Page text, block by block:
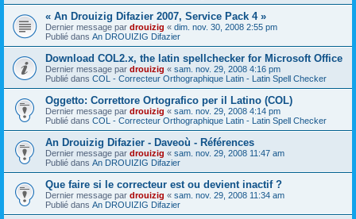
« An Drouizig Difazier 2007, Service Pack 4 »
Dernier message par drouizig « dim. nov. 30, 2008 2:55 pm
Publié dans An DROUIZIG Difazier
Download COL2.x, the latin spellchecker for Microsoft Office
Dernier message par drouizig « sam. nov. 29, 2008 4:16 pm
Publié dans COL - Correcteur Orthographique Latin - Latin Spell Checker
Oggetto: Correttore Ortografico per il Latino (COL)
Dernier message par drouizig « sam. nov. 29, 2008 4:14 pm
Publié dans COL - Correcteur Orthographique Latin - Latin Spell Checker
An Drouizig Difazier - Daveoù - Références
Dernier message par drouizig « sam. nov. 29, 2008 11:47 am
Publié dans An DROUIZIG Difazier
Que faire si le correcteur est ou devient inactif ?
Dernier message par drouizig « sam. nov. 29, 2008 11:34 am
Publié dans An DROUIZIG Difazier